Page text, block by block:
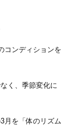
コンディションを
く、季節変化に
月を「体のリズム